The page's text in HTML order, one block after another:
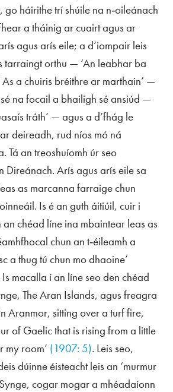
go háirithe trí shúile na n‑oileánach
a tháinig ar cuairt agus ar
agus arís eile; a d’iompair leis
tarraingt orthu — ‘An leabhar ba
a chuiris bréithre ar marthain’ —
na focail a bhailigh sé ansiúd —
tráth’ — agus a d’fhág le
deireadh, rud níos mó ná
Tá an treoshuíomh úr seo
Direánach. Arís agus arís eile sa
as marcanna farraige chun
Is é an guth áitiúil, cuir i
chéad líne ina mbaintear leas as
chun an t‑éileamh a
a thug tú chun mo dhaoine’
macalla í an líne seo den chéad
The Aran Islands, agus freagra
Aranmor, sitting over a turf fire,
of Gaelic that is rising from a little
my room’ (1907: 5). Leis seo,
dúinne éisteacht leis an ‘murmur
cogar mogar a mhéadaíonn